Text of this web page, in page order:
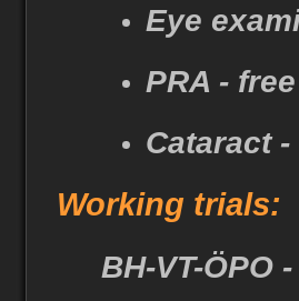
Eye
PRA -
Cataract -
Working trials:
BH-VT-ÖPO